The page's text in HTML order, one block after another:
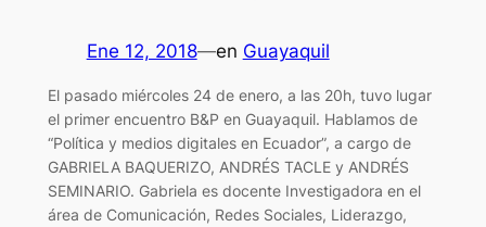
Ene 12, 2018—en Guayaquil
El pasado miércoles 24 de enero, a las 20h, tuvo lugar
el primer encuentro B&P en Guayaquil. Hablamos de
“Política y medios digitales en Ecuador”, a cargo de
GABRIELA BAQUERIZO, ANDRÉS TACLE y ANDRÉS
SEMINARIO. Gabriela es docente Investigadora en el
área de Comunicación, Redes Sociales, Liderazgo,